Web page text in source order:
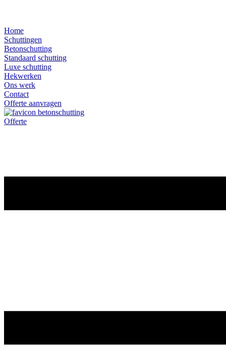
Home
Schuttingen
Betonschutting
Standaard schutting
Luxe schutting
Hekwerken
Ons werk
Contact
Offerte aanvragen
Offerte